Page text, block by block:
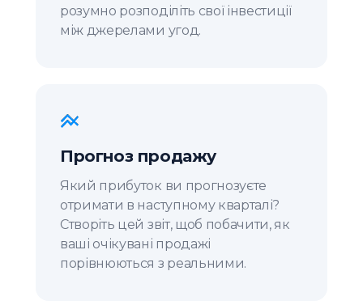
розумно розподіліть свої інвестиції
між джерелами угод.
Прогноз продажу
Який прибуток ви прогнозуєте
отримати в наступному кварталі?
Створіть цей звіт, щоб побачити, як
ваші очікувані продажі
порівнюються з реальними.